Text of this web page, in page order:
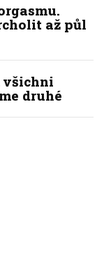
až půl
všichni
druhé